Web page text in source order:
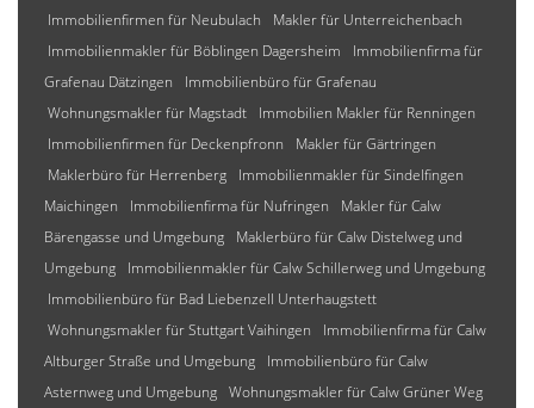
Immobilienfirmen für Neubulach
Makler für Unterreichenbach
Immobilienmakler für Böblingen Dagersheim
Immobilienfirma für
Grafenau Dätzingen
Immobilienbüro für Grafenau
Wohnungsmakler für Magstadt
Immobilien Makler für Renningen
Immobilienfirmen für Deckenpfronn
Makler für Gärtringen
Maklerbüro für Herrenberg
Immobilienmakler für Sindelfingen
Maichingen
Immobilienfirma für Nufringen
Makler für Calw
Bärengasse und Umgebung
Maklerbüro für Calw Distelweg und
Umgebung
Immobilienmakler für Calw Schillerweg und Umgebung
Immobilienbüro für Bad Liebenzell Unterhaugstett
Wohnungsmakler für Stuttgart Vaihingen
Immobilienfirma für Calw
Altburger Straße und Umgebung
Immobilienbüro für Calw
Asternweg und Umgebung Wohnungsmakler für Calw Grüner Weg